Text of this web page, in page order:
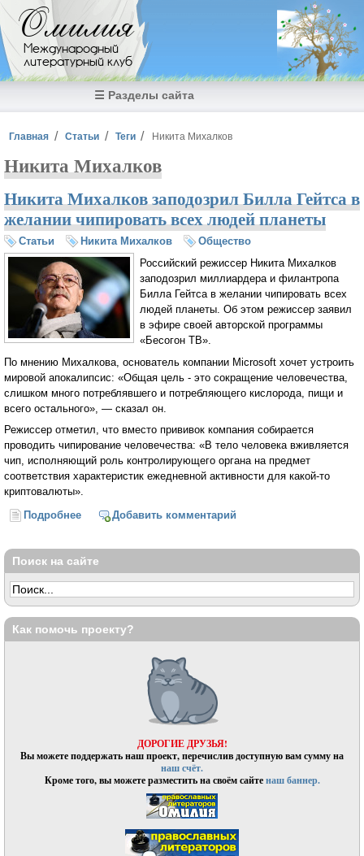
Перейти к основному содержанию
Омилия
Международный
литературный клуб
☰ Разделы сайта
Вы здесь
Главная Статьи Теги Никита Михалков
Никита Михалков
Никита Михалков заподозрил Билла Гейтса в
желании чипировать всех людей планеты
Статьи Никита Михалков
Общество
Российский режиссер Никита Михалков
заподозрил миллиардера и филантропа
Билла Гейтса в желании чипировать всех
людей планеты. Об этом режиссер заявил
в эфире своей авторской программы
«Бесогон ТВ».
По мнению Михалкова, основатель компании Microsoft хочет устроить
мировой апокалипсис: «Общая цель - это сокращение человечества,
слишком много потреблявшего и потребляющего кислорода, пищи и
всего остального», — сказал он.
Режиссер отметил, что вместо прививок компания собирается
проводить чипирование человечества: «В тело человека вживляется
чип, исполняющий роль контролирующего органа на предмет
соответствия характеристик ежедневной активности для какой-то
криптовалюты».
Подробнее о Никита Михалков заподозрил Билла Гейтса в
Добавить комментарий
Поиск на сайте
Как помочь проекту?
ДОРОГИЕ ДРУЗЬЯ!
Вы можете поддержать наш проект, перечислив доступную вам сумму на
наш счёт.
Кроме того, вы можете разместить на своём сайтенаш баннер.